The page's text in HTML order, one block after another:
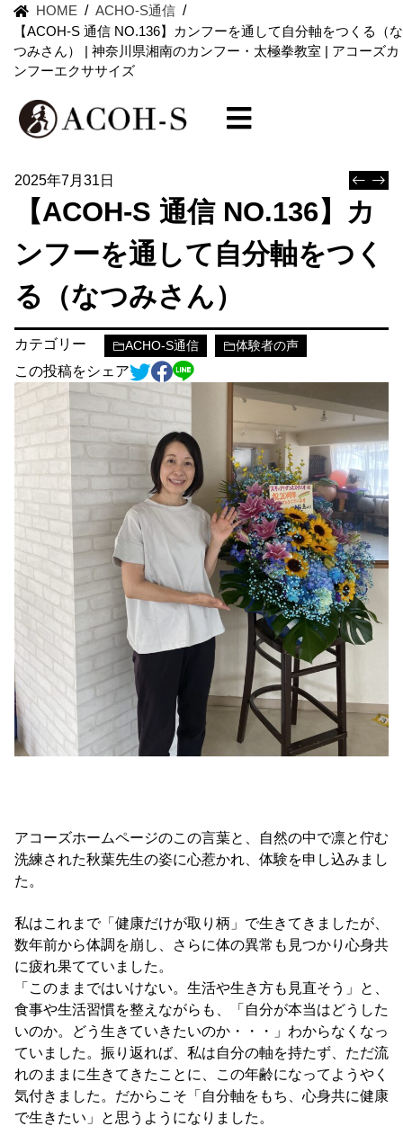
HOME / ACHO-S通信 /
【ACOH-S 通信 NO.136】カンフーを通して自分軸をつくる（な
つみさん） | 神奈川県湘南のカンフー・太極拳教室 | アコーズカ
ンフーエクササイズ
2025年7月31日
【ACOH-S 通信 NO.136】カ
ンフーを通して自分軸をつく
る（なつみさん）
カテゴリー ACHO-S通信 体験者の声
この投稿をシェア
アコーズホームページのこの言葉と、自然の中で凛と佇む
洗練された秋葉先生の姿に心惹かれ、体験を申し込みまし
た。
私はこれまで「健康だけが取り柄」で生きてきましたが、
数年前から体調を崩し、さらに体の異常も見つかり心身共
に疲れ果てていました。
「このままではいけない。生活や生き方も見直そう」と、
食事や生活習慣を整えながらも、「自分が本当はどうした
いのか。どう生きていきたいのか・・・」わからなくなっ
ていました。振り返れば、私は自分の軸を持たず、ただ流
れのままに生きてきたことに、この年齢になってようやく
気付きました。だからこそ「自分軸をもち、心身共に健康
で生きたい」と思うようになりました。